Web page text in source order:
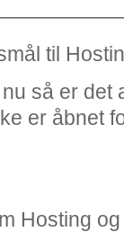
til
så er det
er åbnet
Hosting